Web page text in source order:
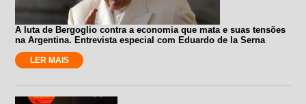
A luta de Bergoglio contra a economia que mata e suas tensões
na Argentina. Entrevista especial com Eduardo de la Serna
LER MAIS